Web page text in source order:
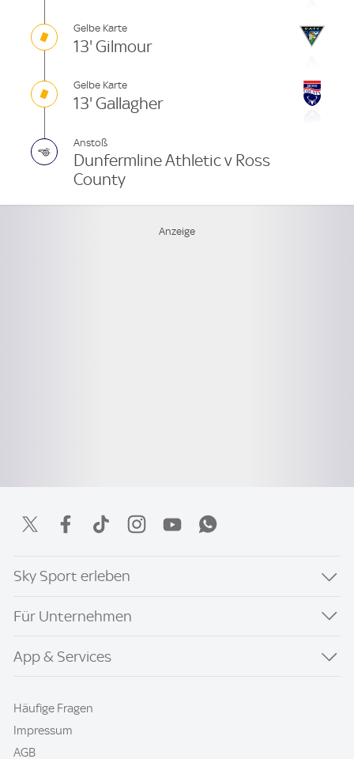
Gelbe Karte
13' Gilmour
Gelbe Karte
13' Gallagher
Anstoß
Dunfermline Athletic v Ross
County
Sky Sport erleben
Für Unternehmen
App & Services
Häufige Fragen
Impressum
AGB